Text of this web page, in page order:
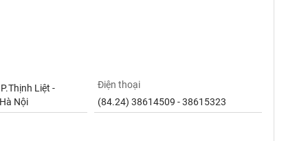
Liệt -
Nội
Điện thoại
(84.24) 38614509 - 38615323